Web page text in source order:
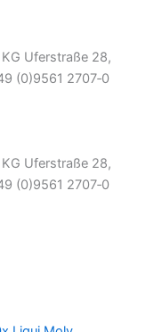
Uferstraße 28,
(0)9561 2707‑0
Uferstraße 28,
(0)9561 2707‑0